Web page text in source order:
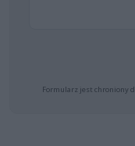
Formularz jest chroniony